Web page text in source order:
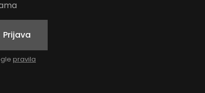
Prijava
pravila